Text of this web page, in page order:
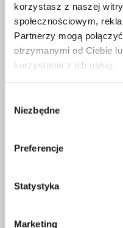
korzystasz z naszej
społecznościowym,
Partnerzy mogą
otrzymanymi od Ciebie
korzystania z ich usług.
zgody
Niezbędne
Preferencje
Statystyka
Marketing
+48